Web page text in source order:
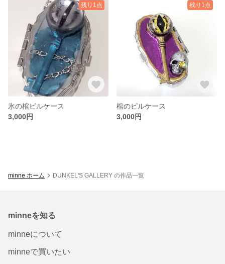
残り1点
氷の棺ピルケース
3,000円
残り1点
棺のピルケース
3,000円
minne ホーム DUNKEL'S GALLERY の作品一覧
minneを知る
minneについて
minneで買いたい